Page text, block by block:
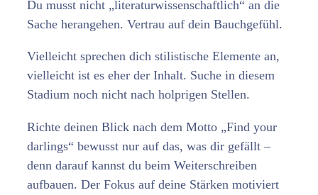
Du musst nicht „literaturwissenschaftlich“ an die
Sache herangehen. Vertrau auf dein Bauchgefühl.
Vielleicht sprechen dich stilistische Elemente an,
vielleicht ist es eher der Inhalt. Suche in diesem
Stadium noch nicht nach holprigen Stellen.
Richte deinen Blick nach dem Motto „Find your
darlings“ bewusst nur auf das, was dir gefällt –
denn darauf kannst du beim Weiterschreiben
aufbauen. Der Fokus auf deine Stärken motiviert